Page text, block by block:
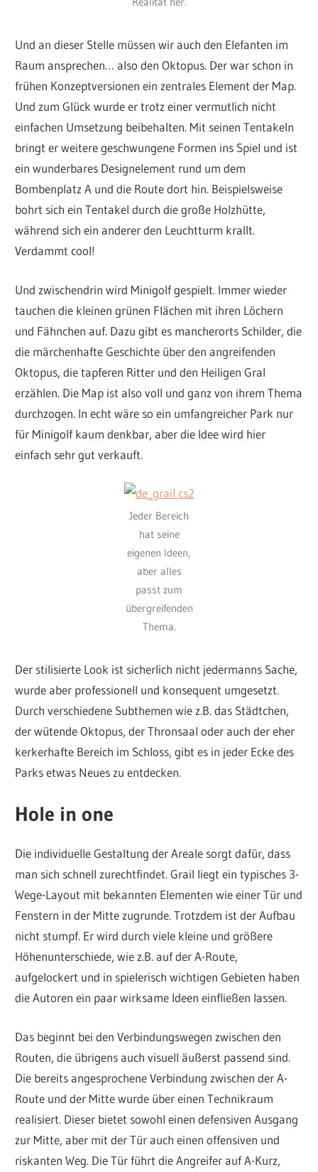
Und an dieser Stelle müssen wir auch den Elefanten im
Raum ansprechen… also den Oktopus. Der war schon in
frühen Konzeptversionen ein zentrales Element der Map.
Und zum Glück wurde er trotz einer vermutlich nicht
einfachen Umsetzung beibehalten. Mit seinen Tentakeln
bringt er weitere geschwungene Formen ins Spiel und ist
ein wunderbares Designelement rund um dem
Bombenplatz A und die Route dort hin. Beispielsweise
bohrt sich ein Tentakel durch die große Holzhütte,
während sich ein anderer den Leuchtturm krallt.
Verdammt cool!
Und zwischendrin wird Minigolf gespielt. Immer wieder
tauchen die kleinen grünen Flächen mit ihren Löchern
und Fähnchen auf. Dazu gibt es mancherorts Schilder, die
die märchenhafte Geschichte über den angreifenden
Oktopus, die tapferen Ritter und den Heiligen Gral
erzählen. Die Map ist also voll und ganz von ihrem Thema
durchzogen. In echt wäre so ein umfangreicher Park nur
für Minigolf kaum denkbar, aber die Idee wird hier
einfach sehr gut verkauft.
Jeder Bereich
hat seine
eigenen Ideen,
aber alles
passt zum
übergreifenden
Thema.
Der stilisierte Look ist sicherlich nicht jedermanns Sache,
wurde aber professionell und konsequent umgesetzt.
Durch verschiedene Subthemen wie z.B. das Städtchen,
der wütende Oktopus, der Thronsaal oder auch der eher
kerkerhafte Bereich im Schloss, gibt es in jeder Ecke des
Parks etwas Neues zu entdecken.
Hole in one
Die individuelle Gestaltung der Areale sorgt dafür, dass
man sich schnell zurechtfindet. Grail liegt ein typisches 3-
Wege-Layout mit bekannten Elementen wie einer Tür und
Fenstern in der Mitte zugrunde. Trotzdem ist der Aufbau
nicht stumpf. Er wird durch viele kleine und größere
Höhenunterschiede, wie z.B. auf der A-Route,
aufgelockert und in spielerisch wichtigen Gebieten haben
die Autoren ein paar wirksame Ideen einfließen lassen.
Das beginnt bei den Verbindungswegen zwischen den
Routen, die übrigens auch visuell äußerst passend sind.
Die bereits angesprochene Verbindung zwischen der A-
Route und der Mitte wurde über einen Technikraum
realisiert. Dieser bietet sowohl einen defensiven Ausgang
zur Mitte, aber mit der Tür auch einen offensiven und
riskanten Weg. Die Tür führt die Angreifer auf A-Kurz,